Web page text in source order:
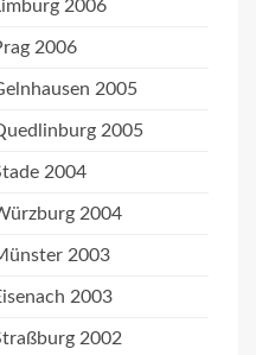
2006
2006
2005
2005
2004
2004
2003
2003
2002